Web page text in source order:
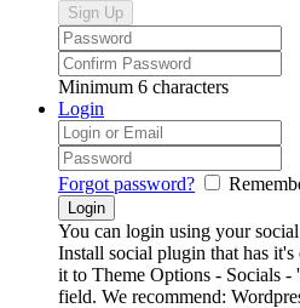
Minimum 6 characters
Login
Forgot password?
You can login using your
Install social plugin that has
it to Theme Options - Socials
field. We recommend: